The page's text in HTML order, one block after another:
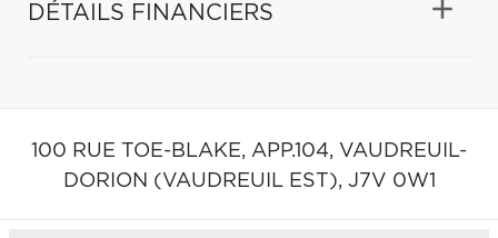
DÉTAILS FINANCIERS
100 RUE TOE-BLAKE, APP.104, VAUDREUIL-
DORION (VAUDREUIL EST), J7V 0W1